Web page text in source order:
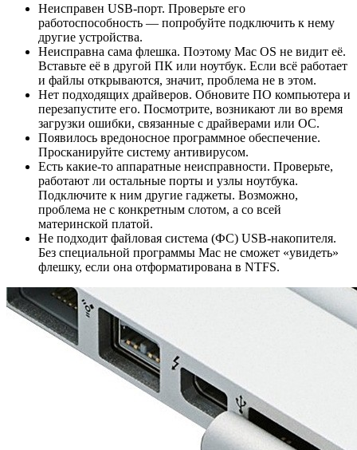
Неисправен USB-порт. Проверьте его
работоспособность — попробуйте подключить к нему
другие устройства.
Неисправна сама флешка. Поэтому Mac OS не видит её.
Вставьте её в другой ПК или ноутбук. Если всё работает
и файлы открываются, значит, проблема не в этом.
Нет подходящих драйверов. Обновите ПО компьютера и
перезапустите его. Посмотрите, возникают ли во время
загрузки ошибки, связанные с драйверами или ОС.
Появилось вредоносное программное обеспечение.
Просканируйте систему антивирусом.
Есть какие-то аппаратные неисправности. Проверьте,
работают ли остальные порты и узлы ноутбука.
Подключите к ним другие гаджеты. Возможно,
проблема не с конкретным слотом, а со всей
материнской платой.
Не подходит файловая система (ФС) USB-накопителя.
Без специальной программы Mac не сможет «увидеть»
флешку, если она отформатирована в NTFS.